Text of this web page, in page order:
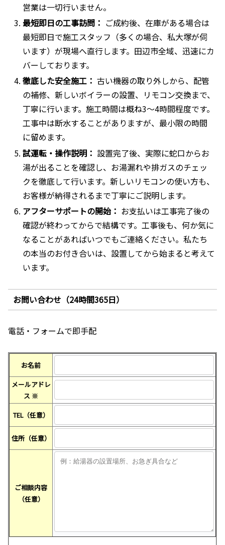
営業は一切行いません。
最短即日の工事訪問： ご成約後、在庫がある場合は
最短即日で施工スタッフ（多くの場合、私大塚が伺
います）が現場へ直行します。田辺市全域、迅速にカ
バーしております。
徹底した安全施工： 古い機器の取り外しから、配管
の補修、新しいボイラーの設置、リモコン交換まで、
丁寧に行います。施工時間は概ね3〜4時間程度です。
工事中は断水することがありますが、最小限の時間
に留めます。
試運転・操作説明： 設置完了後、実際に蛇口からお
湯が出ることを確認し、お湯漏れや排ガスのチェッ
クを徹底して行います。新しいリモコンの使い方も、
お客様が納得されるまで丁寧にご説明します。
アフターサポートの開始： お支払いは工事完了後の
確認が終わってからで結構です。工事後も、何か気に
なることがあればいつでもご連絡ください。私たち
の本当のお付き合いは、設置してから始まると考えて
います。
お問い合わせ（24時間365日）
電話・フォームで即手配
お名前
メールアドレ
ス ※
TEL（任意）
住所（任意）
ご相談内容
（任意）